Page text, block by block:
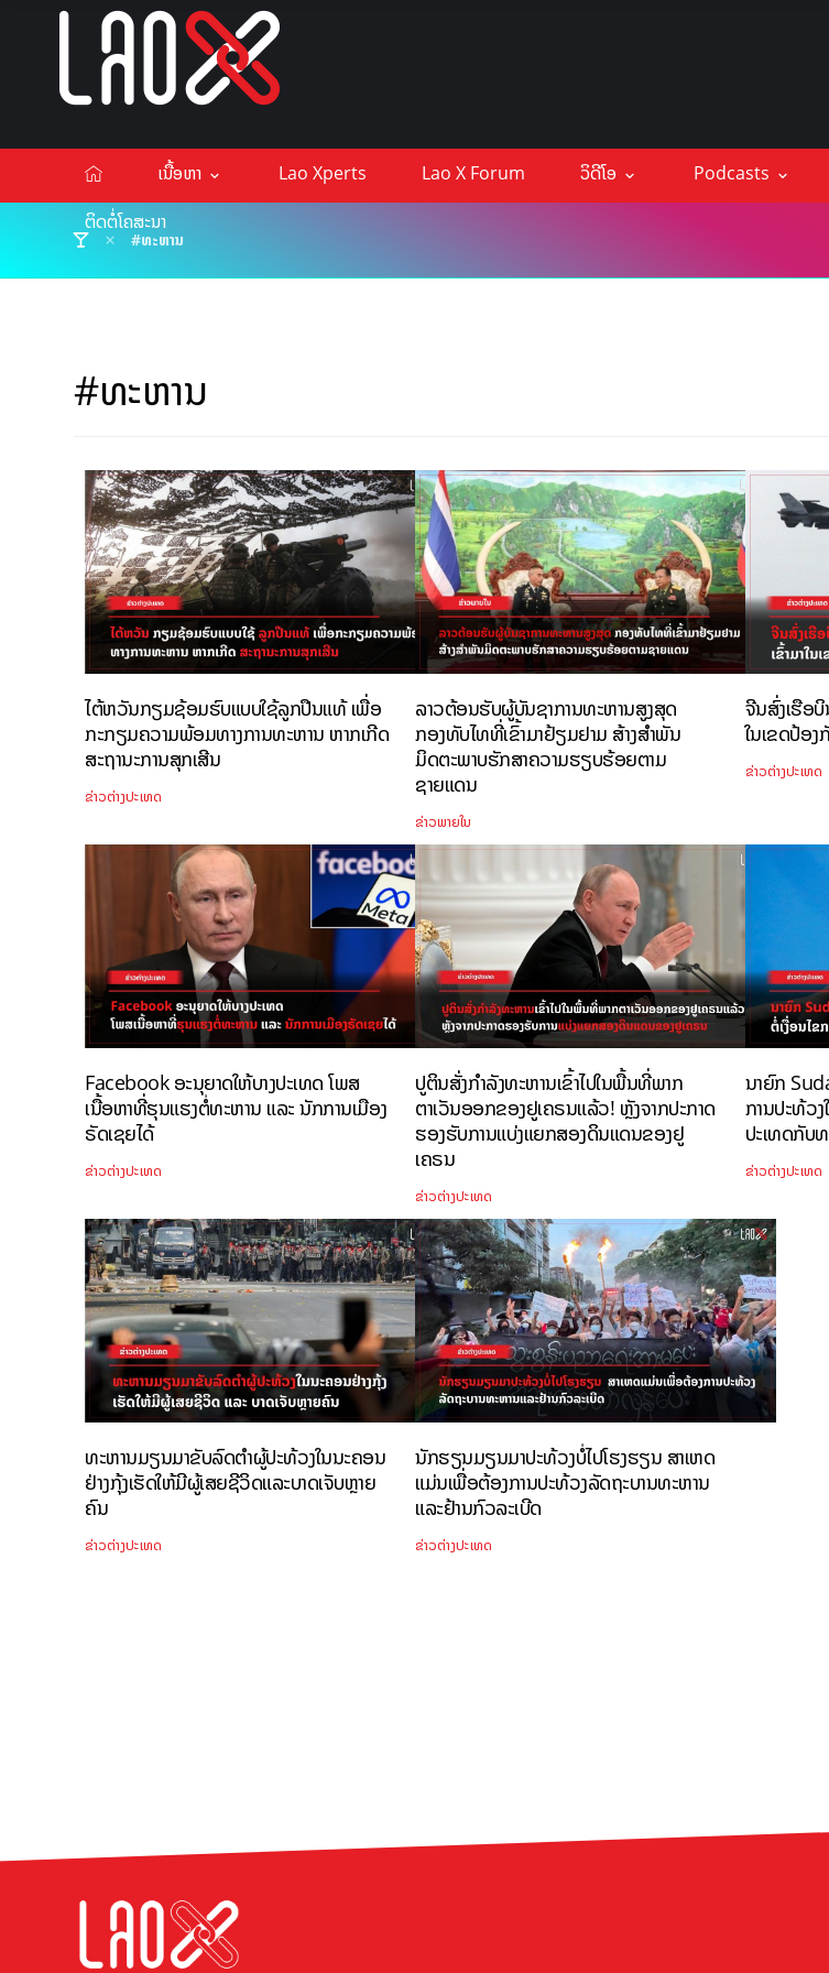
ເນື້ອຫາ Lao Xperts Lao X Forum ວິດີໂອ Podcasts
ຕິດຕໍ່ໂຄສະນາ
#ທະຫານ
#ທະຫານ
ໄຕ້ຫວັນກຽມຊ້ອມຮົບແບບໃຊ້ລູກປືນແທ້ ເພື່ອ
ກະກຽມຄວາມພ້ອມທາງການທະຫານ ຫາກເກີດ
ສະຖານະການສຸກເສີນ
ຂ່າວຕ່າງປະເທດ
ລາວຕ້ອນຮັບຜູ້ບັນຊາການທະຫານສູງສຸດ
ກອງທັບໄທທີ່ເຂົ້າມາຢ້ຽມຢາມ ສ້າງສຳພັນ
ມິດຕະພາບຮັກສາຄວາມຮຽບຮ້ອຍຕາມ
ຊາຍແດນ
ຂ່າວພາຍໃນ
ຈີນສົ່ງເຮືອ
ໃນເຂດປ້ອ
ຂ່າວຕ່າງປະເທດ
Facebook ອະນຸຍາດໃຫ້ບາງປະເທດ ໂພສ
ເນື້ອຫາທີ່ຮຸນແຮງຕໍ່ທະຫານ ແລະ ນັກການເມືອງ
ຣັດເຊຍໄດ້
ຂ່າວຕ່າງປະເທດ
ປູຕິນສັ່ງກຳລັງທະຫານເຂົ້າໄປໃນພື້ນທີ່ພາກ
ຕາເວັນອອກຂອງຢູເຄຣນແລ້ວ! ຫຼັງຈາກປະກາດ
ຮອງຮັບການແບ່ງແຍກສອງດິນແດນຂອງຢູ
ເຄຣນ
ຂ່າວຕ່າງປະເທດ
ນາຍົກ
ການປະທ້ວ
ປະເທດກັບ
ຂ່າວຕ່າງປະເທດ
ທະຫານມຽນມາຂັບລົດຕໍາຜູ້ປະທ້ວງໃນນະຄອນ
ຢ່າງກຸ້ງເຮັດໃຫ້ມີຜູ້ເສຍຊີວິດແລະບາດເຈັບຫຼາຍ
ຄົນ
ຂ່າວຕ່າງປະເທດ
ນັກຮຽນມຽນມາປະທ້ວງບໍ່ໄປໂຮງຮຽນ ສາເຫດ
ແມ່ນເພື່ອຕ້ອງການປະທ້ວງລັດຖະບານທະຫານ
ແລະຢ້ານກົວລະເບີດ
ຂ່າວຕ່າງປະເທດ